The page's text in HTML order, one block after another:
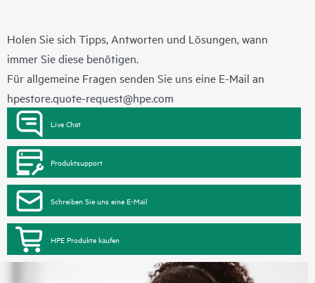
Holen Sie sich Tipps, Antworten und Lösungen, wann
immer Sie diese benötigen.
Für allgemeine Fragen senden Sie uns eine E-Mail an
hpestore.quote-request@hpe.com
Live Chat
Produktsupport
Schreiben Sie uns eine E-Mail
HPE Produkte kaufen